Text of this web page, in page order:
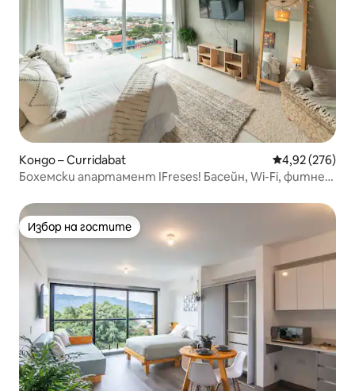
Кондо – Curridabat Средна
4,92 (276)
Бохемски апартамент IFreses! Басейн, Wi-Fi, фитнес
Избор на гостите
Избор на гостите